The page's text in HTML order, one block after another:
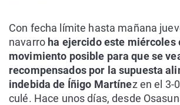
Con fecha límite hasta mañana
navarro ha ejercido este miércoles
movimiento posible para que se
recompensados por la supuesta
indebida de Íñigo Martínez en el 3-
culé. Hace unos días, desde